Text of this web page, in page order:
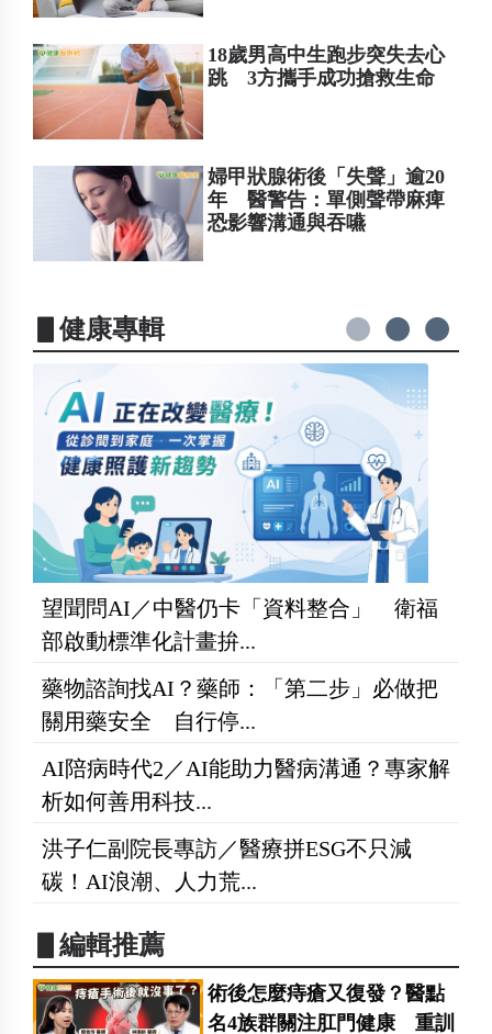
18歲男高中生跑步突失去心
跳 3方攜手成功搶救生命
婦甲狀腺術後「失聲」逾20
年 醫警告：單側聲帶麻痺
恐影響溝通與吞嚥
▋健康專輯
望聞問AI／中醫仍卡「資料整合」 衛福
部啟動標準化計畫拚...
藥物諮詢找AI？藥師：「第二步」必做把
關用藥安全 自行停...
AI陪病時代2／AI能助力醫病溝通？專家解
析如何善用科技...
洪子仁副院長專訪／醫療拼ESG不只減
碳！AI浪潮、人力荒...
▋編輯推薦
術後怎麼痔瘡又復發？醫點
名4族群關注肛門健康 重訓